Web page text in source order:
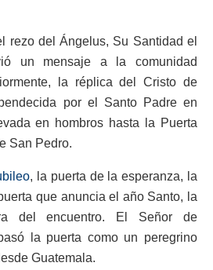
rezo del Ángelus, Su Santidad el
un mensaje a la comunidad
la réplica del Cristo de
por el Santo Padre en
en hombros hasta la Puerta
San Pedro.
, la puerta de la esperanza, la
que anuncia el año Santo, la
del encuentro. El Señor de
la puerta como un peregrino
Guatemala.